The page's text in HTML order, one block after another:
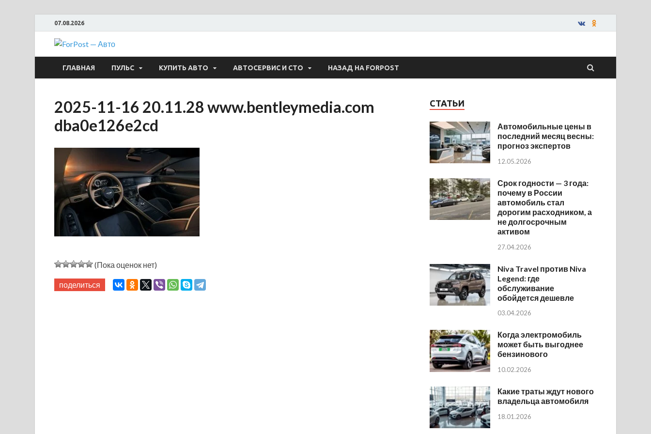
07.08.2026
ForPost — Авто
ГЛАВНАЯ ПУЛЬС КУПИТЬ АВТО АВТОСЕРВИС И СТО НАЗАД НА FORPOST
2025-11-16 20.11.28 www.bentleymedia.com
dba0e126e2cd
(Пока оценок нет)
поделиться
СТАТЬИ
Автомобильные цены в
последний месяц весны:
прогноз экспертов
12.05.2026
Срок годности — 3 года:
почему в России
автомобиль стал
дорогим расходником, а
не долгосрочным
активом
27.04.2026
Niva Travel против Niva
Legend: где
обслуживание
обойдется дешевле
03.04.2026
Когда электромобиль
может быть выгоднее
бензинового
10.02.2026
Какие траты ждут нового
владельца автомобиля
18.01.2026